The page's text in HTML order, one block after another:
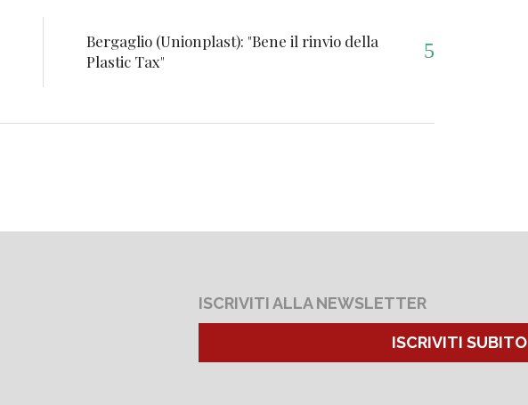
Bergaglio (Unionplast): "Bene il rinvio della
Plastic Tax"
ISCRIVITI ALLA NEWSLETTER
ISCRIVITI SUBITO